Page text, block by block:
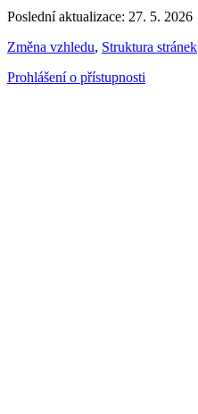
Poslední aktualizace: 27. 5. 2026
Změna vzhledu, Struktura stránek
Prohlášení o přístupnosti